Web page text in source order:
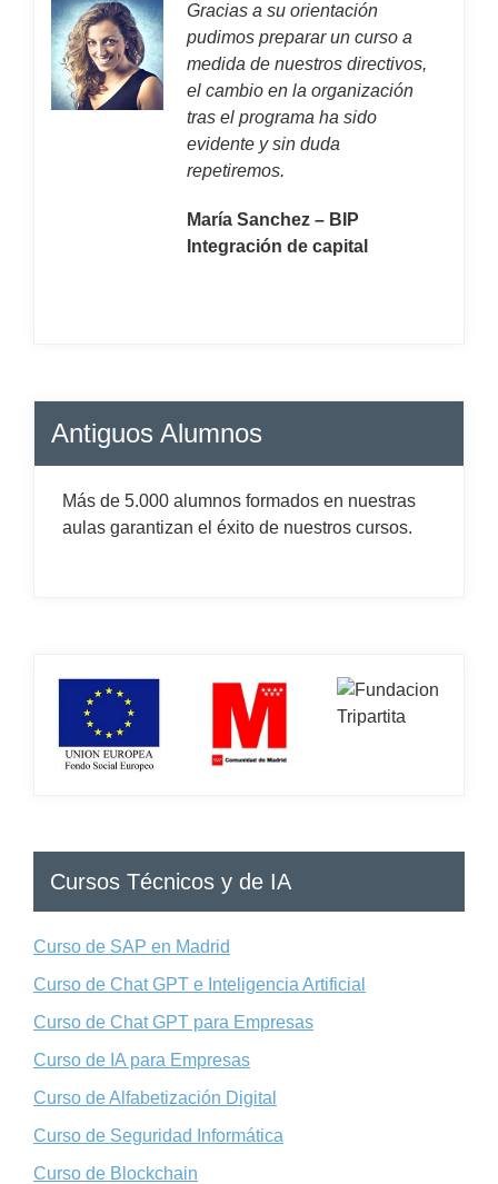
Gracias a su orientación
pudimos preparar un curso a
medida de nuestros directivos,
el cambio en la organización
tras el programa ha sido
evidente y sin duda
repetiremos.
María Sanchez – BIP
Integración de capital
Antiguos Alumnos
Más de 5.000 alumnos formados en nuestras
aulas garantizan el éxito de nuestros cursos.
Cursos Técnicos y de IA
Curso de SAP en Madrid
Curso de Chat GPT e Inteligencia Artificial
Curso de Chat GPT para Empresas
Curso de IA para Empresas
Curso de Alfabetización Digital
Curso de Seguridad Informática
Curso de Blockchain